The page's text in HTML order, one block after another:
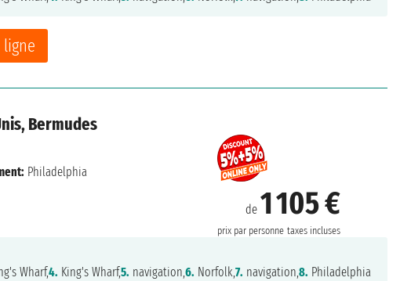
ligne
Bermudes
de 1 105 €
prix par personne taxes incluses
Philadelphia
Wharf,4. King's Wharf,5. navigation,6. Norfolk,7. navigation,8. Philadelphia